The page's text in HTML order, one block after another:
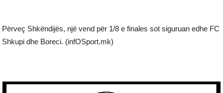
Përveç Shkëndijës, një vend për 1/8 e finales sot siguruan edhe FC
Shkupi dhe Boreci. (infOSport.mk)